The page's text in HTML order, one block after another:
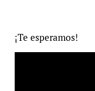
¡Te esperamos!